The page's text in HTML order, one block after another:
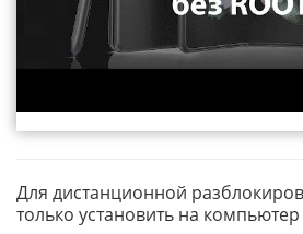
Для дистанционной
только установить на